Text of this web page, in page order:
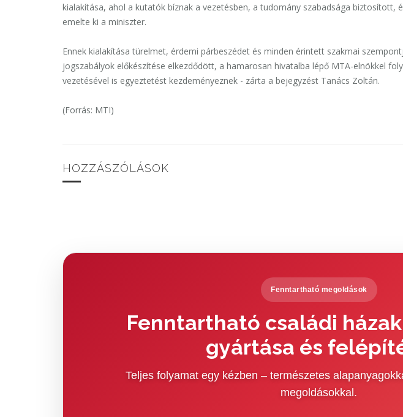
kialakítása, ahol a kutatók bíznak a vezetésben, a tudomány szabadsága
emelte ki a miniszter.
Ennek kialakítása türelmet, érdemi párbeszédet és minden érintett szakmai
jogszabályok előkészítése elkezdődött, a hamarosan hivatalba lépő MTA-elnökkel
vezetésével is egyeztetést kezdeményeznek - zárta a bejegyzést Tanács Zoltán.
(Forrás: MTI)
HOZZÁSZÓLÁSOK
Fenntartható megoldások
Fenntartható családi
gyártása és
Teljes folyamat egy kézben – természetes
megoldásokkal.